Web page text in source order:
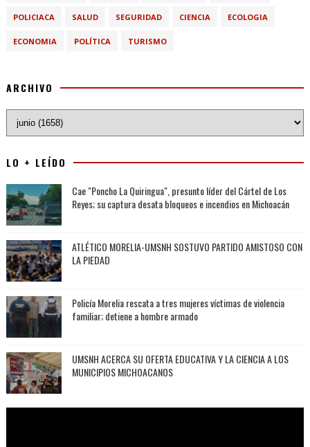
POLICIACA SALUD SEGURIDAD CIENCIA ECOLOGIA
ECONOMIA POLÍTICA TURISMO
ARCHIVO
LO + LEÍDO
Cae "Poncho La Quiringua", presunto líder del Cártel de Los
Reyes; su captura desata bloqueos e incendios en Michoacán
ATLÉTICO MORELIA-UMSNH SOSTUVO PARTIDO AMISTOSO CON
LA PIEDAD
Policía Morelia rescata a tres mujeres víctimas de violencia
familiar; detiene a hombre armado
UMSNH ACERCA SU OFERTA EDUCATIVA Y LA CIENCIA A LOS
MUNICIPIOS MICHOACANOS